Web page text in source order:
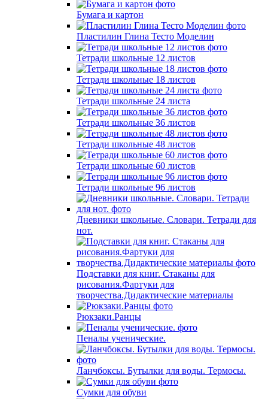
Бумага и картон
Пластилин Глина Тесто Моделин
Тетради школьные 12 листов
Тетради школьные 18 листов
Тетради школьные 24 листа
Тетради школьные 36 листов
Тетради школьные 48 листов
Тетради школьные 60 листов
Тетради школьные 96 листов
Дневники школьные. Словари. Тетради для
нот.
Подставки для книг. Стаканы для
рисования.Фартуки для
творчества.Дидактические материалы
Рюкзаки.Ранцы
Пеналы ученические.
Ланчбоксы. Бутылки для воды. Термосы.
Сумки для обуви